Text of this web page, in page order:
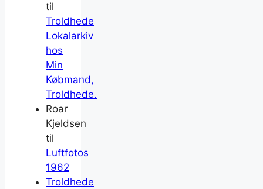
til
Troldhede
Lokalarkiv
hos
Min
Købmand,
Troldhede.
Roar
Kjeldsen
til
Luftfotos
1962
Troldhede